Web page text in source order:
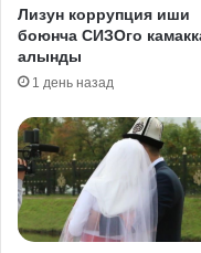
Лизун коррупция иши
боюнча СИЗОго
алынды
1 день назад